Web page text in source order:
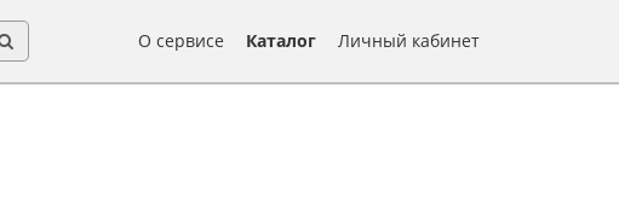
О сервисе Каталог Личный кабинет